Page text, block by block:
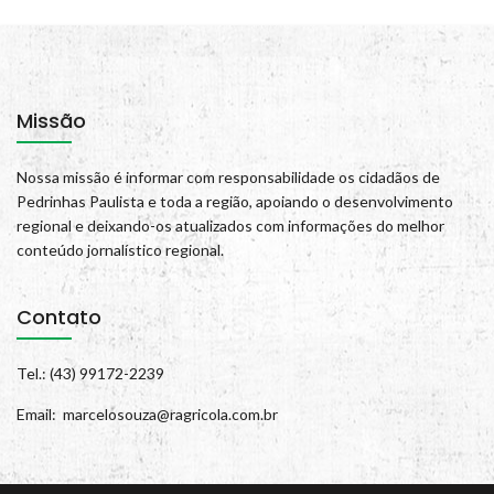
Missão
Nossa missão é informar com responsabilidade os cidadãos de
Pedrinhas Paulista e toda a região, apoiando o desenvolvimento
regional e deixando-os atualizados com informações do melhor
conteúdo jornalístico regional.
Contato
Tel.: (43) 99172-2239
Email: marcelosouza@ragricola.com.br